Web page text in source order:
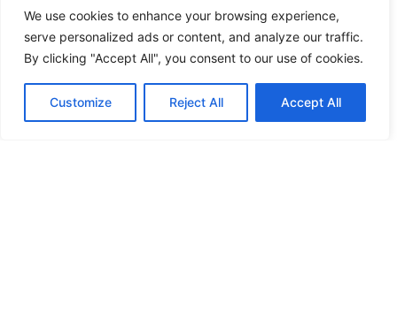
We use cookies to enhance your browsing experience,
serve personalized ads or content, and analyze our traffic.
By clicking "Accept All", you consent to our use of cookies.
Customize Reject All Accept All